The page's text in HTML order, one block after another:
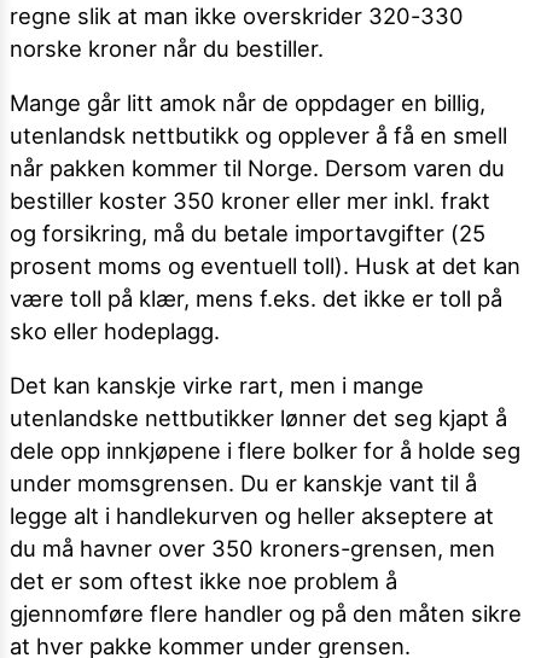
regne slik at man ikke overskrider 320-330
norske kroner når du bestiller.
Mange går litt amok når de oppdager en billig,
utenlandsk nettbutikk og opplever å få en smell
når pakken kommer til Norge. Dersom varen du
bestiller koster 350 kroner eller mer inkl. frakt
og forsikring, må du betale importavgifter (25
prosent moms og eventuell toll). Husk at det kan
være toll på klær, mens f.eks. det ikke er toll på
sko eller hodeplagg.
Det kan kanskje virke rart, men i mange
utenlandske nettbutikker lønner det seg kjapt å
dele opp innkjøpene i flere bolker for å holde seg
under momsgrensen. Du er kanskje vant til å
legge alt i handlekurven og heller akseptere at
du må havner over 350 kroners-grensen, men
det er som oftest ikke noe problem å
gjennomføre flere handler og på den måten sikre
at hver pakke kommer under grensen.